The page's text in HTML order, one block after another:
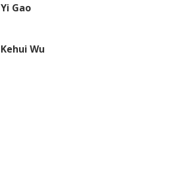
Yi Gao
Kehui Wu